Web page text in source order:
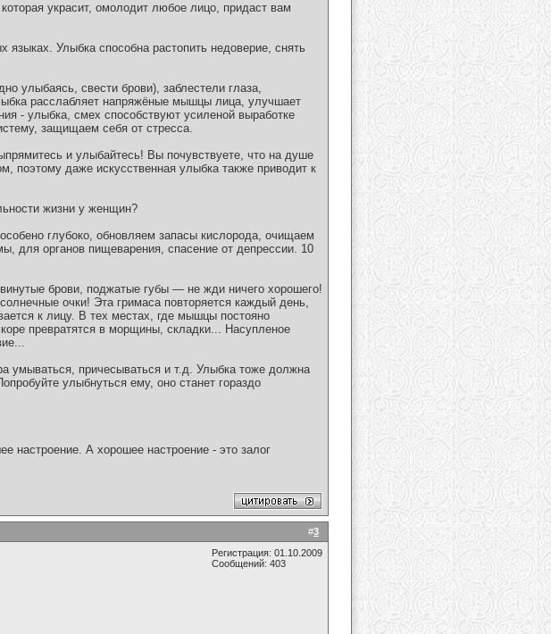
украсит, омолодит любое лицо, придаст вам
Улыбка способна растопить недоверие, снять
улыбаясь, свести брови), заблестели глаза,
расслабляет напряжёные мышцы лица, улучшает
- улыбка, смех способствуют усиленой выработке
защищаем себя от стресса.
и улыбайтесь! Вы почувствуете, что на душе
поэтому даже искусственная улыбка также приводит к
жизни у женщин?
глубоко, обновляем запасы кислорода, очищаем
для органов пищеварения, спасение от депрессии. 10
брови, поджатые губы ― не жди ничего хорошего!
очки! Эта гримаса повторяется каждый день,
к лицу. В тех местах, где мышцы постояно
превратятся в морщины, складки... Насупленое
умываться, причесываться и т.д. Улыбка тоже должна
улыбнуться ему, оно станет гораздо
настроение. А хорошее настроение - это залог
#3
Регистрация: 01.10.2009
Сообщений: 403